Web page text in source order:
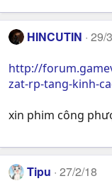
n
s
:
HINCUTIN 29/
http://
zat-rp-tang-kinh-
xin phim công
Tipu 27/2/18